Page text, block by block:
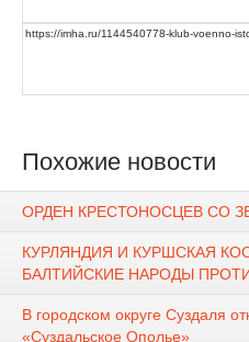
Похожие новости
ОРДЕН КРЕСТОНОСЦЕВ СО
КУРЛЯНДИЯ И КУРШСКАЯ
БАЛТИЙСКИЕ НАРОДЫ
В городском округе Суздаля
«Суздальское Ополье»